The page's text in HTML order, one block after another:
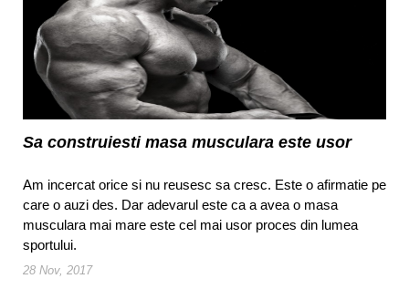
Sa construiesti masa musculara este usor
Am incercat orice si nu reusesc sa cresc. Este o afirmatie pe
care o auzi des. Dar adevarul este ca a avea o masa
musculara mai mare este cel mai usor proces din lumea
sportului.
28 Nov, 2017